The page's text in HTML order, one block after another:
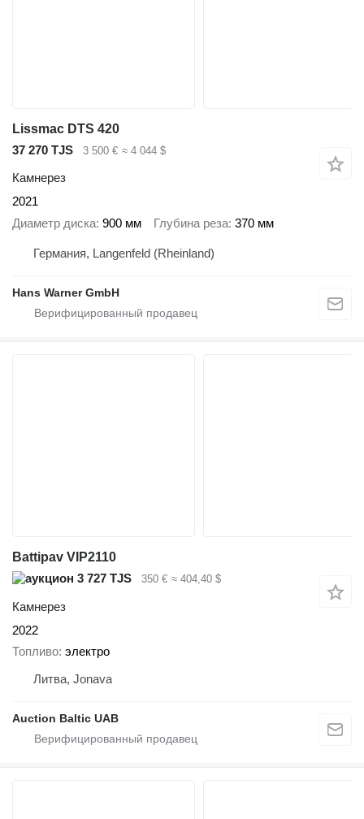
Lissmac DTS 420
37 270 TJS
3 500 € ≈ 4 044 $
Камнерез
2021
Диаметр диска 900 мм Глубина реза 370 мм
Германия, Langenfeld (Rheinland)
Hans Warner GmbH
Battipav VIP2110
3 727 TJS
350 € ≈ 404,40 $
Камнерез
2022
Топливо электро
Литва, Jonava
Auction Baltic UAB